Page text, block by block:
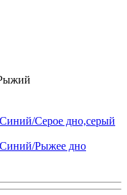
Серое дно,серый
Синий/Рыжее дно